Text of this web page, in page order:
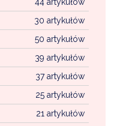
30 artykułów
50 artykułów
39 artykułów
37 artykułów
25 artykułów
21 artykułów